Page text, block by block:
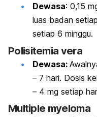
Dewasa: 0,15
luas badan
setiap 6 minggu.
Polisitemia vera
Dewasa:
– 7 hari. Dosis
– 4 mg setiap
Multiple myeloma